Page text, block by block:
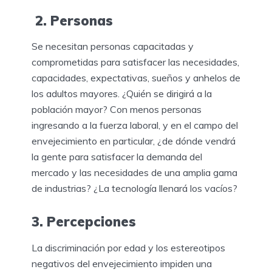
2. Personas
Se necesitan personas capacitadas y
comprometidas para satisfacer las necesidades,
capacidades, expectativas, sueños y anhelos de
los adultos mayores. ¿Quién se dirigirá a la
población mayor? Con menos personas
ingresando a la fuerza laboral, y en el campo del
envejecimiento en particular, ¿de dónde vendrá
la gente para satisfacer la demanda del
mercado y las necesidades de una amplia gama
de industrias? ¿La tecnología llenará los vacíos?
3. Percepciones
La discriminación por edad y los estereotipos
negativos del envejecimiento impiden una